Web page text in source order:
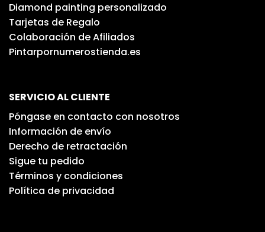
Diamond painting personalizado
Tarjetas de Regalo
Colaboración de Afiliados
Pintarpornumerostienda.es
SERVICIO AL CLIENTE
Póngase en contacto con nosotros
Información de envío
Derecho de retractación
Sigue tu pedido
Términos y condiciones
Política de privacidad